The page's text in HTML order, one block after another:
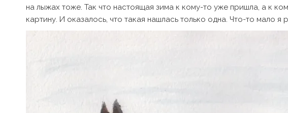
на лыжах тоже. Так что настоящая зима к кому-то уже пришла, а к
картину. И оказалось, что такая нашлась только одна. Что-то мало